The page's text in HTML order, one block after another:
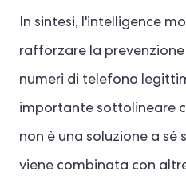
In sintesi, l'intelligence
rafforzare la
numeri di telefono
importante sottolineare
non è una soluzione a sé
viene combinata con